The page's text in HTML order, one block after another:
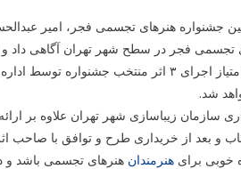
جشنواره هنرهای تجسمی فجر، امیر
تجسمی فجر در سطح شهر تهران آگاهی داد
نقاشی دیواری سازمان زیباسازی شهر تهران، امتیاز
شد.
سازمان زیباسازی شهر تهران علاوه بر
و بعد از خریداری طرح و توافق با صاحب
خوبی برای هنرمندان هنرهای تجسمی باشد و